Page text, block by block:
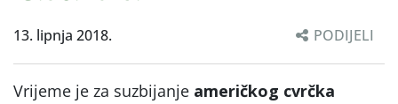
13. lipnja 2018. PODIJELI
Vrijeme je za suzbijanje američkog cvrčka